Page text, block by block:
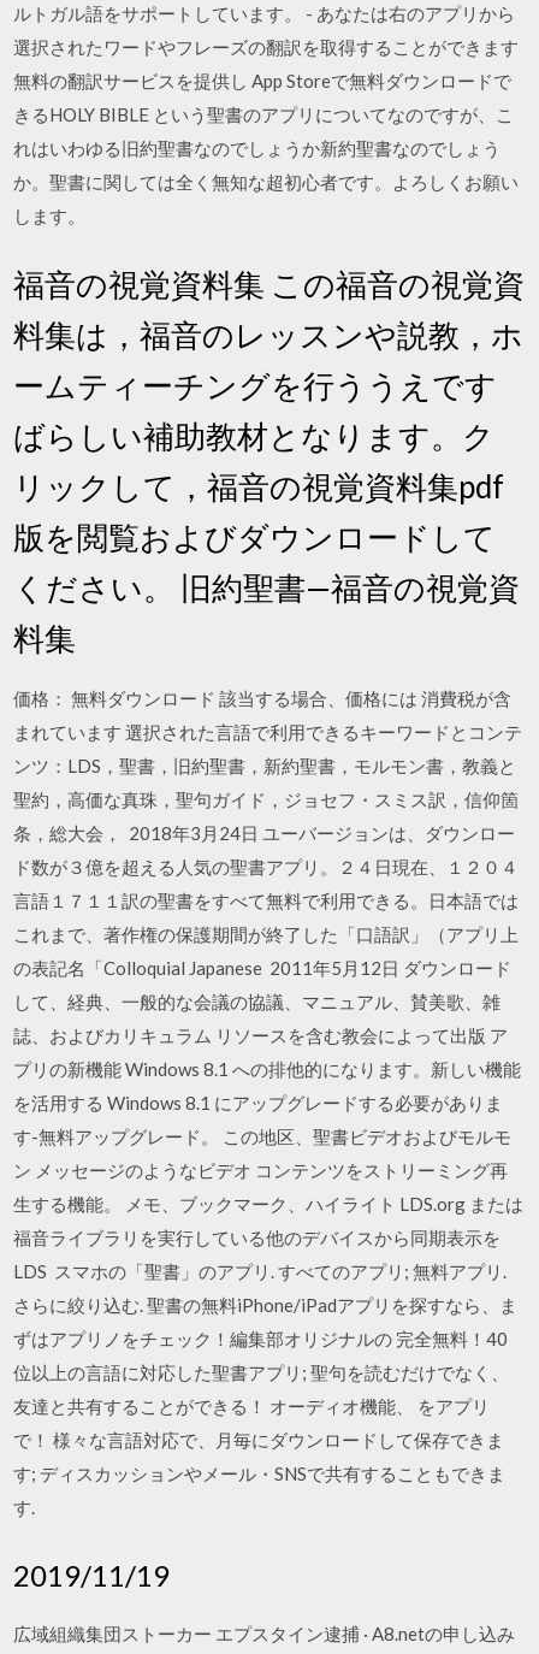
ルトガル語をサポートしています。 - あなたは右のアプリから
選択されたワードやフレーズの翻訳を取得することができます
無料の翻訳サービスを提供し App Storeで無料ダウンロードで
きるHOLY BIBLE という聖書のアプリについてなのですが、こ
れはいわゆる旧約聖書なのでしょうか新約聖書なのでしょう
か。聖書に関しては全く無知な超初心者です。よろしくお願い
します。
福音の視覚資料集 この福音の視覚資
料集は，福音のレッスンや説教，ホ
ームティーチングを行ううえです
ばらしい補助教材となります。ク
リックして，福音の視覚資料集pdf
版を閲覧およびダウンロードして
ください。 旧約聖書—福音の視覚資
料集
価格： 無料ダウンロード 該当する場合、価格には 消費税が含
まれています 選択された言語で利用できるキーワードとコンテ
ンツ：LDS，聖書，旧約聖書，新約聖書，モルモン書，教義と
聖約，高価な真珠，聖句ガイド，ジョセフ・スミス訳，信仰箇
条，総大会， 2018年3月24日 ユーバージョンは、ダウンロー
ド数が３億を超える人気の聖書アプリ。２４日現在、１２０４
言語１７１１訳の聖書をすべて無料で利用できる。日本語では
これまで、著作権の保護期間が終了した「口語訳」（アプリ上
の表記名「Colloquial Japanese 2011年5月12日 ダウンロード
して、経典、一般的な会議の協議、マニュアル、賛美歌、雑
誌、およびカリキュラム リソースを含む教会によって出版 ア
プリの新機能 Windows 8.1 への排他的になります。新しい機能
を活用する Windows 8.1 にアップグレードする必要がありま
す-無料アップグレード。 この地区、聖書ビデオおよびモルモ
ン メッセージのようなビデオ コンテンツをストリーミング再
生する機能。 メモ、ブックマーク、ハイライト LDS.org または
福音ライブラリを実行している他のデバイスから同期表示を
LDS スマホの「聖書」のアプリ. すべてのアプリ; 無料アプリ.
さらに絞り込む. 聖書の無料iPhone/iPadアプリを探すなら、ま
ずはアプリノをチェック！編集部オリジナルの 完全無料！40
位以上の言語に対応した聖書アプリ; 聖句を読むだけでなく、
友達と共有することができる！ オーディオ機能、 をアプリ
で！ 様々な言語対応で、月毎にダウンロードして保存できま
す; ディスカッションやメール・SNSで共有することもできま
す.
2019/11/19
広域組織集団ストーカー エプスタイン逮捕 · A8.netの申し込み